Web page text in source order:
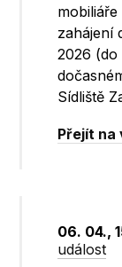
zahájení
2026
Sídliště
Přejít na
06. 04.,
událost